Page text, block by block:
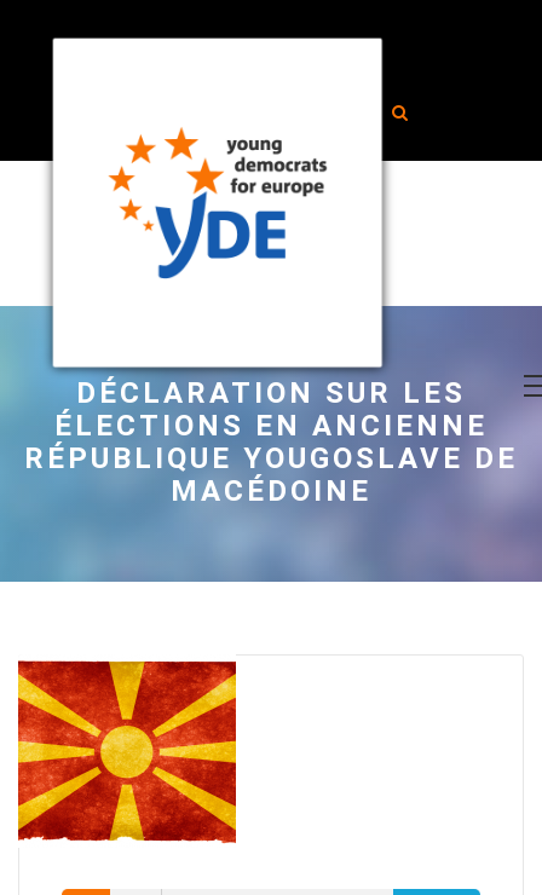
DÉCLARATION SUR LES
ÉLECTIONS EN ANCIENNE
RÉPUBLIQUE YOUGOSLAVE DE
MACÉDOINE